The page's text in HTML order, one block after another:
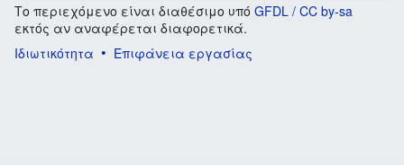
Το περιεχόμενο είναι διαθέσιμο υπό GFDL / CC by-sa
εκτός αν αναφέρεται διαφορετικά.
Ιδιωτικότητα
Επιφάνεια εργασίας